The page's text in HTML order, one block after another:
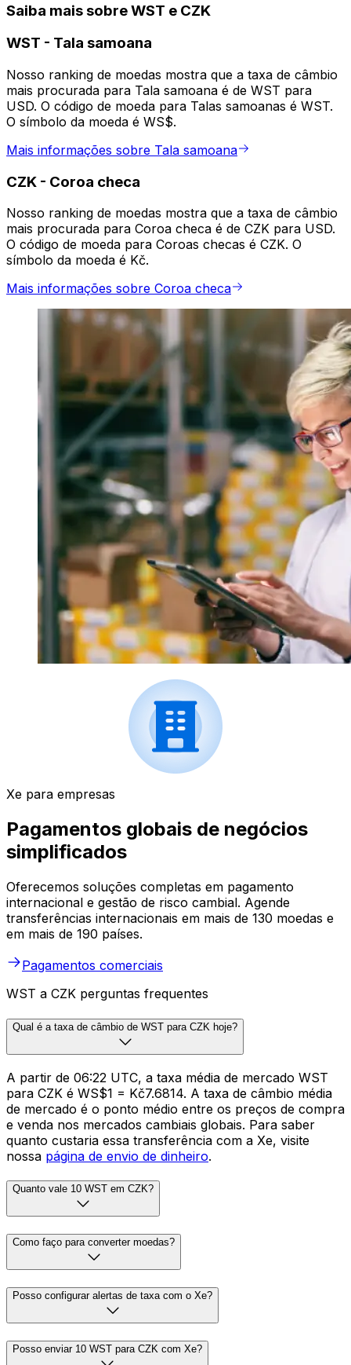
Saiba mais sobre WST e CZK
WST - Tala samoana
Nosso ranking de moedas mostra que a taxa de câmbio
mais procurada para Tala samoana é de WST para
USD. O código de moeda para Talas samoanas é WST.
O símbolo da moeda é WS$.
Mais informações sobre Tala samoana
CZK - Coroa checa
Nosso ranking de moedas mostra que a taxa de câmbio
mais procurada para Coroa checa é de CZK para USD.
O código de moeda para Coroas checas é CZK. O
símbolo da moeda é Kč.
Mais informações sobre Coroa checa
Xe para empresas
Pagamentos globais de negócios
simplificados
Oferecemos soluções completas em pagamento
internacional e gestão de risco cambial. Agende
transferências internacionais em mais de 130 moedas e
em mais de 190 países.
Pagamentos comerciais
WST a CZK perguntas frequentes
Qual é a taxa de câmbio de WST para CZK hoje?
A partir de 06:22 UTC, a taxa média de mercado WST
para CZK é WS$1 = Kč7.6814. A taxa de câmbio média
de mercado é o ponto médio entre os preços de compra
e venda nos mercados cambiais globais. Para saber
quanto custaria essa transferência com a Xe, visite
nossa página de envio de dinheiro.
Quanto vale 10 WST em CZK?
Como faço para converter moedas?
Posso configurar alertas de taxa com o Xe?
Posso enviar 10 WST para CZK com Xe?